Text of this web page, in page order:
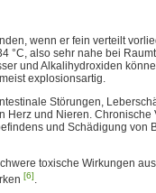
wenn er fein verteilt
°C, also sehr nahe bei
und Alkalihydroxiden
explosionsartig.
Störungen,
Herz und Nieren. Chronische
und Schädigung von
toxische Wirkungen
[6]